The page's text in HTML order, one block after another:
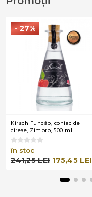
- 27%
Kirsch Fundão, coniac de
cireşe, Zimbro, 500 ml
în stoc
241,25 LEI 175,45 LEI